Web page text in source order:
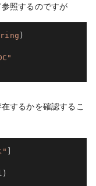
照するのですが
)
するかを確認するこ
" ]
)